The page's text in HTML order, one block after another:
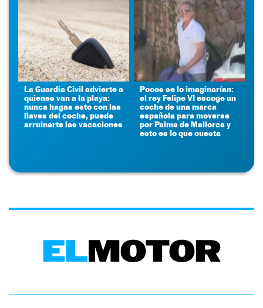
La Guardia Civil advierte a
quienes van a la playa:
nunca hagas esto con las
llaves del coche, puede
arruinarte las vacaciones
Pocos se lo imaginarían:
el rey Felipe VI escoge un
coche de una marca
española para moverse
por Palma de Mallorca y
esto es lo que cuesta